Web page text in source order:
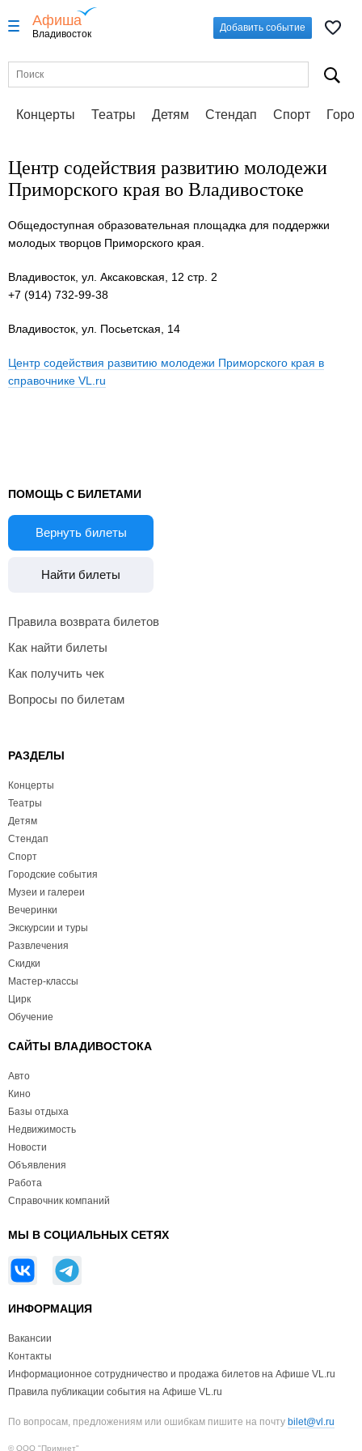
Афиша
Владивосток
Добавить событие
Концерты Театры Детям Стендап Спорт
Центр содействия развитию молодежи
Приморского края во Владивостоке
Общедоступная образовательная площадка для поддержки
молодых творцов Приморского края.
Владивосток, ул. Аксаковская, 12 стр. 2
+7 (914) 732-99-38
Владивосток, ул. Посьетская, 14
Центр содействия развитию молодежи Приморского края в
справочнике VL.ru
ПОМОЩЬ С БИЛЕТАМИ
Вернуть билеты
Найти билеты
Правила возврата билетов
Как найти билеты
Как получить чек
Вопросы по билетам
РАЗДЕЛЫ
Концерты
Театры
Детям
Стендап
Спорт
Городские события
Музеи и галереи
Вечеринки
Экскурсии и туры
Развлечения
Скидки
Мастер-классы
Цирк
Обучение
САЙТЫ ВЛАДИВОСТОКА
Авто
Кино
Базы отдыха
Недвижимость
Новости
Объявления
Работа
Справочник компаний
МЫ В СОЦИАЛЬНЫХ СЕТЯХ
ИНФОРМАЦИЯ
Вакансии
Контакты
Информационное сотрудничество и продажа билетов на Афише VL.ru
Правила публикации события на Афише VL.ru
По вопросам, предложениям или ошибкам пишите на почту bilet@vl.ru
© ООО "Примнет"